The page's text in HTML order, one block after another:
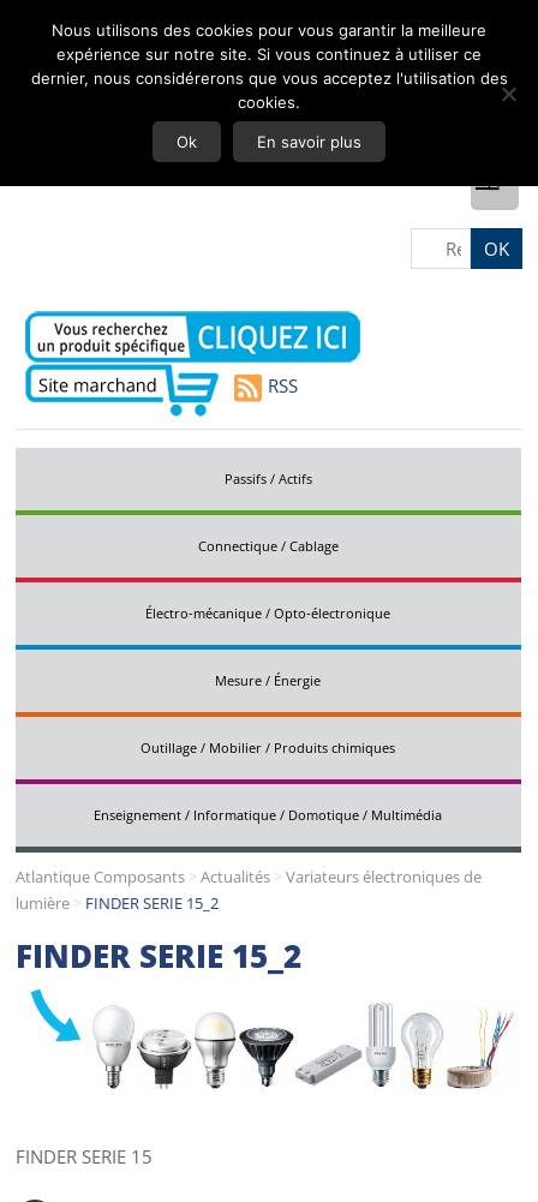
RSS
Passifs / Actifs
Connectique / Cablage
Électro-mécanique / Opto-électronique
Mesure / Énergie
Outillage / Mobilier / Produits chimiques
Enseignement / Informatique / Domotique / Multimédia
Atlantique Composants >Actualités >Variateurs électroniques de
lumière > FINDER SERIE 15_2
FINDER SERIE 15_2
FINDER SERIE 15
Nous utilisons des cookies pour vous garantir la meilleure
expérience sur notre site. Si vous continuez à utiliser ce
dernier, nous considérerons que vous acceptez l'utilisation des
cookies.
Ok En savoir plus